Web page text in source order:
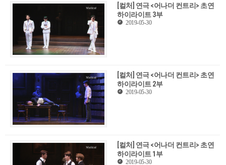
[컬처] 연극 <어나더 컨트리> 초연
하이라이트 3부
2019-05-30
[컬처] 연극 <어나더 컨트리> 초연
하이라이트 2부
2019-05-30
[컬처] 연극 <어나더 컨트리> 초연
하이라이트 1부
2019-05-30